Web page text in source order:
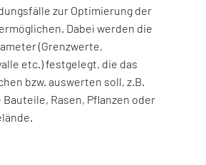
zur Optimierung der
Dabei werden die
(Grenzwerte,
etc.) festgelegt, die das
bzw. auswerten soll, z.B.
Rasen, Pflanzen oder